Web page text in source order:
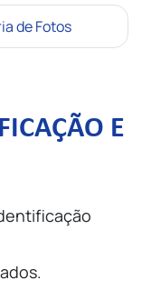
de Fotos
E